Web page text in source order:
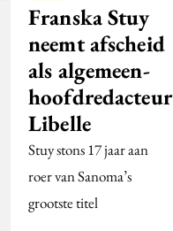
Franska Stuy
neemt afscheid
als algemeen-
hoofdredacteur
Libelle
Stuy stons 17 jaar aan
roer van Sanoma’s
grootste titel